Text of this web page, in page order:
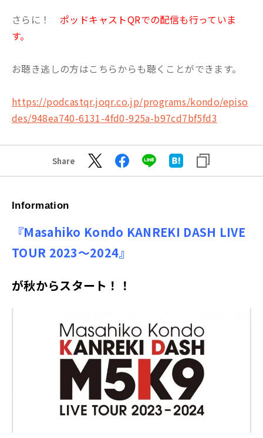
さらに！ ポッドキャストQRでの配信も行っていま
す。
お聴き逃しの方はこちらからも聴くことができます。
https://podcastqr.joqr.co.jp/programs/kondo/episo
des/948ea740-6131-4fd0-925a-b97cd7bf5fd3
Share
Information
『Masahiko Kondo KANREKI DASH LIVE
TOUR 2023～2024』
が秋からスタート！！